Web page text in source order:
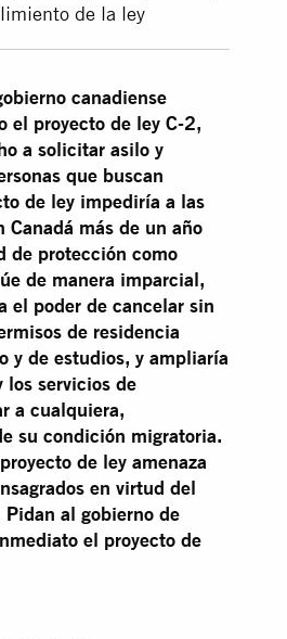
de la ley
canadiense
el proyecto de ley C-2,
a solicitar asilo y
que buscan
de ley impediría a las
Canadá más de un año
de protección como
de manera imparcial,
el poder de cancelar sin
de residencia
y de estudios, y ampliaría
los servicios de
a cualquiera,
su condición migratoria.
de ley amenaza
en virtud del
Pidan al gobierno de
el proyecto de